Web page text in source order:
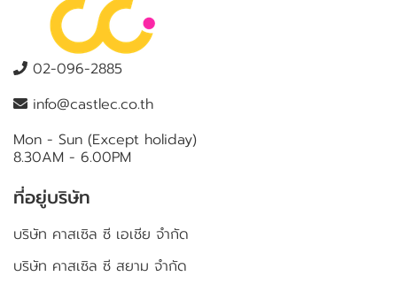
02-096-2885
info@castlec.co.th
Mon - Sun (Except holiday)
8.30AM - 6.00PM
ที่อยู่บริษัท
บริษัท คาสเซิล ซี เอเชีย จำกัด
บริษัท คาสเซิล ซี สยาม จำกัด